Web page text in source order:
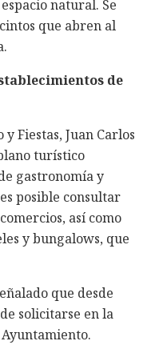
natural. Se
que abren al
de
Fiestas, Juan Carlos
turístico
gastronomía y
posible consultar
así como
y bungalows, que
que desde
solicitarse en la